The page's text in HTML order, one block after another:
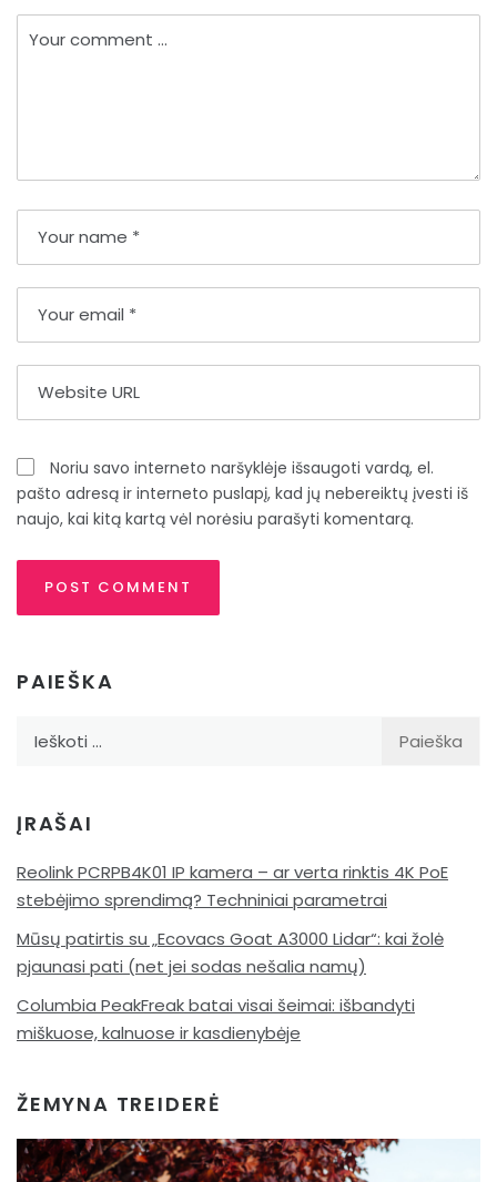
Noriu savo interneto naršyklėje išsaugoti vardą, el.
pašto adresą ir interneto puslapį, kad jų nebereiktų įvesti iš
naujo, kai kitą kartą vėl norėsiu parašyti komentarą.
PAIEŠKA
ĮRAŠAI
Reolink PCRPB4K01 IP kamera – ar verta rinktis 4K PoE
stebėjimo sprendimą? Techniniai parametrai
Mūsų patirtis su „Ecovacs Goat A3000 Lidar“: kai žolė
pjaunasi pati (net jei sodas nešalia namų)
Columbia PeakFreak batai visai šeimai: išbandyti
miškuose, kalnuose ir kasdienybėje
ŽEMYNA TREIDERĖ